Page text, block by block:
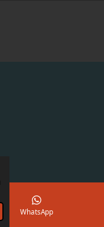
WhatsApp